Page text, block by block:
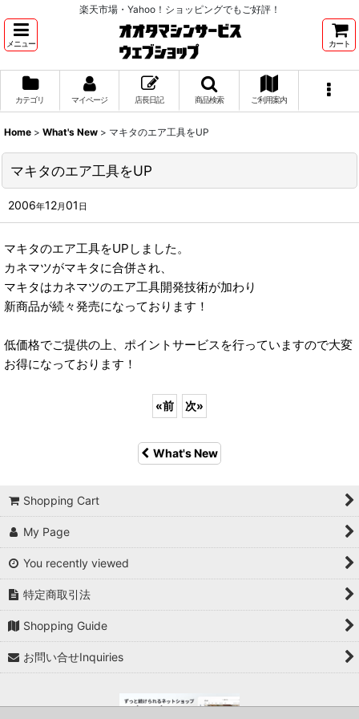
楽天市場・Yahoo！ショッピングでもご好評！
メニュー カート
カテゴリ マイページ 店長日記 商品検索 ご利用案内
Home > What's New > マキタのエア工具をUP
マキタのエア工具をUP
2006年12月01 日
マキタのエア工具をUPしました。
カネマツがマキタに合併され、
マキタはカネマツのエア工具開発技術が加わり
新商品が続々発売になっております！
低価格でご提供の上、ポイントサービスを行っていますので大変
お得になっております！
«前 次»
What's New
Shopping Cart
My Page
You recently viewed
特定商取引法
Shopping Guide
お問い合せInquiries